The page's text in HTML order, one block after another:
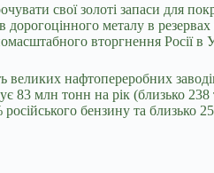
свої золоті запаси для
металу в
вторгнення Росії в
великих нафтопереробних
млн тонн на рік (близько 238
бензину та близько